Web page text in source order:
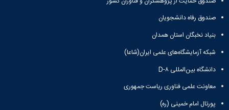
صندوق رفاه دانشجویان
بنیاد نخبگان استان همدان
شبکه آزمایشگاه‌های علمی ایران(شاعا)
دانشگاه بین‌المللی D-۸
معاونت علمی فناوری ریاست جمهوری
پورتال امام خمینی (ره)